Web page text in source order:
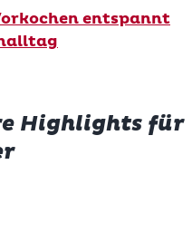
entspannt
Highlights für
hinzufügen